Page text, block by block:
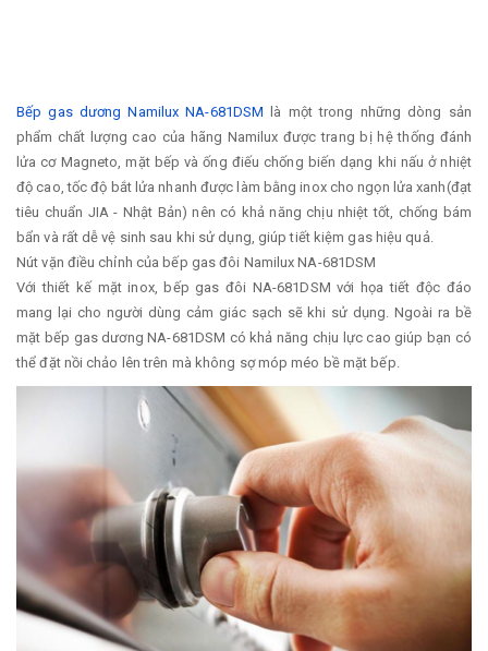
Bếp gas dương Namilux NA-681DSM là một trong những dòng sản
phẩm chất lượng cao của hãng Namilux được trang bị hệ thống đánh
lửa cơ Magneto, mặt bếp và ống điếu chống biến dạng khi nấu ở nhiệt
độ cao, tốc độ bắt lửa nhanh được làm bằng inox cho ngọn lửa xanh(đạt
tiêu chuẩn JIA - Nhật Bản) nên có khả năng chịu nhiệt tốt, chống bám
bẩn và rất dễ vệ sinh sau khi sử dụng, giúp tiết kiệm gas hiệu quả.
Nút vặn điều chỉnh của bếp gas đôi Namilux NA-681DSM
Với thiết kế mặt inox, bếp gas đôi NA-681DSM với họa tiết độc đáo
mang lại cho người dùng cảm giác sạch sẽ khi sử dụng. Ngoài ra bề
mặt bếp gas dương NA-681DSM có khả năng chịu lực cao giúp bạn có
thể đặt nồi chảo lên trên mà không sợ móp méo bề mặt bếp.